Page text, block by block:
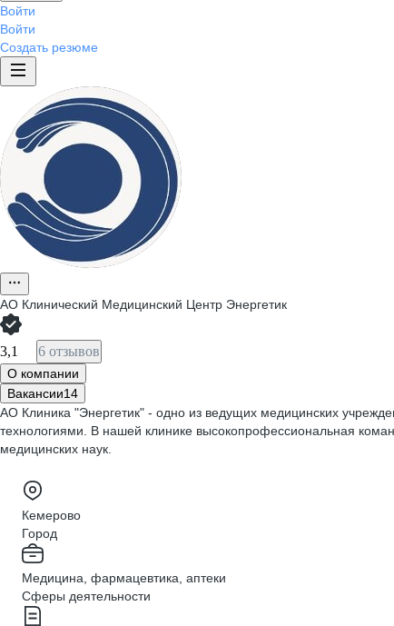
Войти
Войти
Создать резюме
АО Клинический Медицинский Центр Энергетик
3,1 6 отзывов
О компании
Вакансии14
АО Клиника "Энергетик" - одно из ведущих медицинских
технологиями. В нашей клинике высокопрофессиональная
медицинских наук.
Кемерово
Город
Медицина, фармацевтика, аптеки
Сферы деятельности